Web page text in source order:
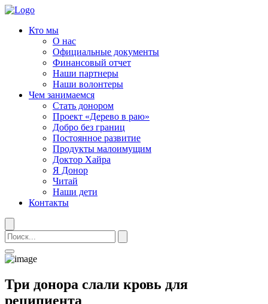
Кто мы
О нас
Официальные документы
Финансовый отчет
Наши партнеры
Наши волонтеры
Чем занимаемся
Стать донором
Проект «Дерево в раю»
Добро без границ
Постоянное развитие
Продукты малоимущим
Доктор Хайра
Я Донор
Читай
Наши дети
Контакты
Три донора слали кровь для
реципиента